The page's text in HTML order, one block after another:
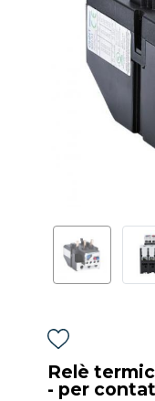
Relè
- per